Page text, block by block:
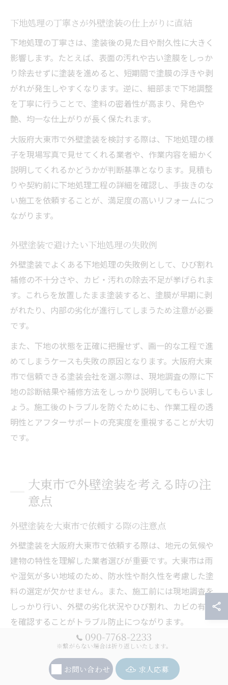
下地処理の丁寧さが外壁塗装の仕上がりに直結
下地処理の丁寧さは、塗装後の見た目や耐久性に大きく
影響します。たとえば、表面の汚れや古い塗膜をしっか
り除去せずに塗装を進めると、短期間で塗膜の浮きや剥
がれが発生しやすくなります。逆に、細部まで下地調整
を丁寧に行うことで、塗料の密着性が高まり、発色や
艶、均一な仕上がりが長く保たれます。
大阪府大東市で外壁塗装を検討する際は、下地処理の様
子を現場写真で見せてくれる業者や、作業内容を細かく
説明してくれるかどうかが判断基準となります。見積も
りや契約前に下地処理工程の詳細を確認し、手抜きのな
い施工を依頼することが、満足度の高いリフォームにつ
ながります。
外壁塗装で避けたい下地処理の失敗例
外壁塗装でよくある下地処理の失敗例として、ひび割れ
補修の不十分さや、カビ・汚れの除去不足が挙げられま
す。これらを放置したまま塗装すると、塗膜が早期に剥
がれたり、内部の劣化が進行してしまうため注意が必要
です。
また、下地の状態を正確に把握せず、画一的な工程で進
めてしまうケースも失敗の原因となります。大阪府大東
市で信頼できる塗装会社を選ぶ際は、現地調査の際に下
地の診断結果や補修方法をしっかり説明してもらいまし
ょう。施工後のトラブルを防ぐためにも、作業工程の透
明性とアフターサポートの充実度を重視することが大切
です。
大東市で外壁塗装を考える時の注
意点
外壁塗装を大東市で依頼する際の注意点
外壁塗装を大阪府大東市で依頼する際は、地元の気候や
建物の特性を理解した業者選びが重要です。大東市は雨
や湿気が多い地域のため、防水性や耐久性を考慮した塗
料の選定が欠かせません。また、施工前には現地調査を
しっかり行い、外壁の劣化状況やひび割れ、カビの有無
を確認することがトラブル防止につながります。
依頼時には、工程や使用塗料の種類・特徴についても具
体的な説明を求めましょう。業者によっては、下地処理
や養生作業を簡略化するケースもあるため、見積もり内
090-7768-2233
※繋がらない場合は折り返しいたします。
お問い合わせ 求人応募